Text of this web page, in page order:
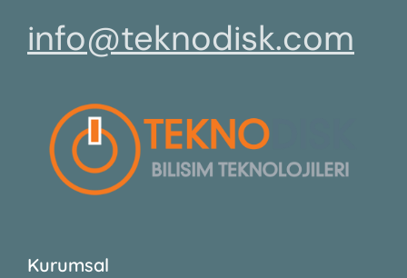
info@teknodisk.com
Kurumsal